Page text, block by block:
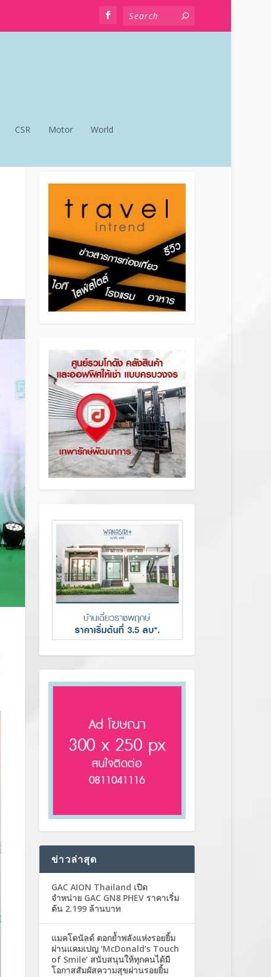
CSR Motor World
ข่าวล่าสุด
GAC AION Thailand เปิด
จำหน่าย GAC GN8 PHEV ราคาเริ่ม
ต้น 2.199 ล้านบาท
แมคโดนัลด์ ตอกย้ำพลังแห่งรอยยิ้ม
ผ่านแคมเปญ ‘McDonald’s Touch
of Smile’ สนับสนุนให้ทุกคนได้มี
โอกาสสัมผัสความสุขผ่านรอยยิ้ม